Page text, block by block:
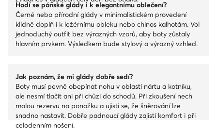
Hodí se pánské glády i k elegantnímu oblečení?
Černé nebo přírodní glády v minimalistickém provedení
klidně doplň i k ležérnímu obleku nebo chinos kalhotám. Vol
jednoduchý outfit bez výrazných vzorů, aby boty zůstaly
hlavním prvkem. Výsledkem bude stylový a výrazný vzhled.
Jak poznám, že mi glády dobře sedí?
Boty musí pevně obepínat nohu v oblasti nártu a kotníku,
ale nesmí tlačit ani při chůzi do schodů. Při zkoušení nech
malou rezervu na ponožku a ujisti se, že šněrování lze
snadno nastavit. Dobře padnoucí glády zajistí komfort i při
celodenním nošení.